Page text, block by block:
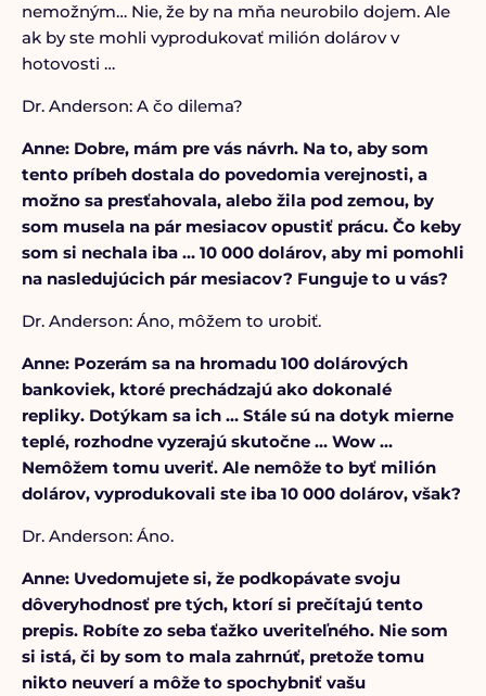
nemožným… Nie, že by na mňa neurobilo dojem. Ale
ak by ste mohli vyprodukovať milión dolárov v
hotovosti …
Dr. Anderson: A čo dilema?
Anne: Dobre, mám pre vás návrh. Na to, aby som
tento príbeh dostala do povedomia verejnosti, a
možno sa presťahovala, alebo žila pod zemou, by
som musela na pár mesiacov opustiť prácu. Čo keby
som si nechala iba … 10 000 dolárov, aby mi pomohli
na nasledujúcich pár mesiacov? Funguje to u vás?
Dr. Anderson: Áno, môžem to urobiť.
Anne: Pozerám sa na hromadu 100 dolárových
bankoviek, ktoré prechádzajú ako dokonalé
repliky. Dotýkam sa ich … Stále sú na dotyk mierne
teplé, rozhodne vyzerajú skutočne … Wow …
Nemôžem tomu uveriť. Ale nemôže to byť milión
dolárov, vyprodukovali ste iba 10 000 dolárov, však?
Dr. Anderson: Áno.
Anne: Uvedomujete si, že podkopávate svoju
dôveryhodnosť pre tých, ktorí si prečítajú tento
prepis. Robíte zo seba ťažko uveriteľného. Nie som
si istá, či by som to mala zahrnúť, pretože tomu
nikto neuverí a môže to spochybniť vašu